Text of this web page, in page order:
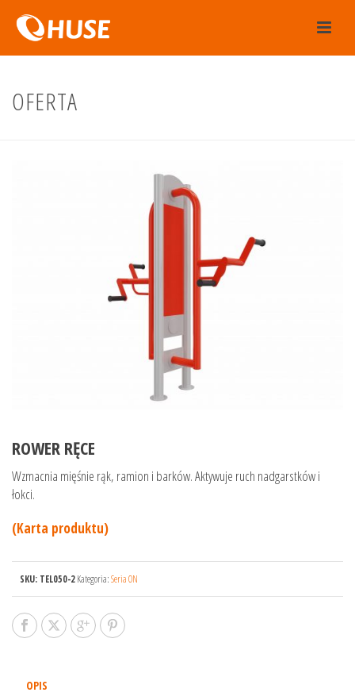
OFERTA
ROWER RĘCE
Wzmacnia mięśnie rąk, ramion i barków. Aktywuje ruch nadgarstków i
łokci.
(Karta produktu)
SKU: TEL050-2Kategoria:Seria ON
OPIS